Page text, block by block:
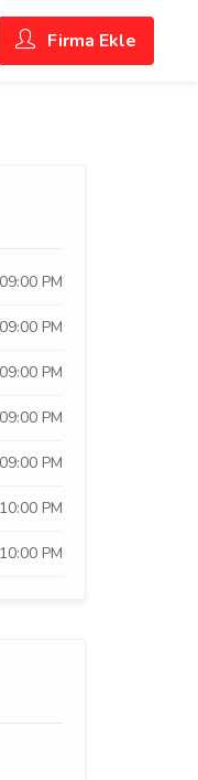
Firma Ekle
PM
PM
PM
PM
PM
PM
PM